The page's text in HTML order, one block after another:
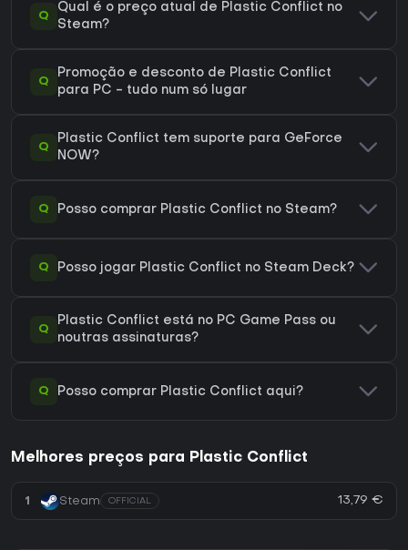
Q
Qual é o preço atual de Plastic Conflict no
Steam?
Q
Promoção e desconto de Plastic Conflict
para PC - tudo num só lugar
Q
Plastic Conflict tem suporte para GeForce
NOW?
Q Posso comprar Plastic Conflict no Steam?
Q Posso jogar Plastic Conflict no Steam Deck?
Q
Plastic Conflict está no PC Game Pass ou
noutras assinaturas?
Q Posso comprar Plastic Conflict aqui?
Melhores preços para Plastic Conflict
1 Steam OFFICIAL 13,79 €